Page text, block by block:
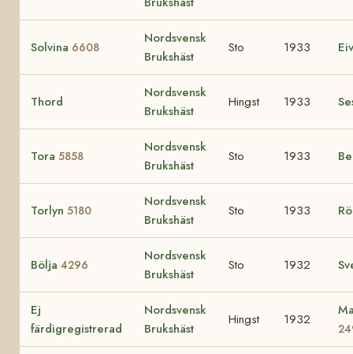
Solvina 6608
Nordsvensk
Brukshäst
Sto 1933
Thord
Nordsvensk
Brukshäst
Hingst 1933
Tora 5858
Nordsvensk
Brukshäst
Sto 1933
Torlyn 5180
Nordsvensk
Brukshäst
Sto 1933
Bölja 4296
Nordsvensk
Brukshäst
Sto 1932
Ej
färdigregistrerad
Nordsvensk
Brukshäst
Hingst 1932